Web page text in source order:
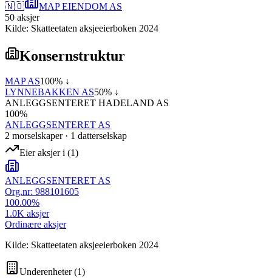
🇳🇴
MAP EIENDOM AS
50 aksjer
Kilde: Skatteetaten aksjeeierboken 2024
Konsernstruktur
MAP AS100% ↓
LYNNEBAKKEN AS50% ↓
ANLEGGSENTERET HADELAND AS
100%
ANLEGGSENTERET AS
2 morselskaper· 1 datterselskap
Eier aksjer i (1)
ANLEGGSENTERET AS
Org.nr: 988101605
100.00%
1.0K aksjer
Ordinære aksjer
Kilde: Skatteetaten aksjeeierboken 2024
Underenheter(1)